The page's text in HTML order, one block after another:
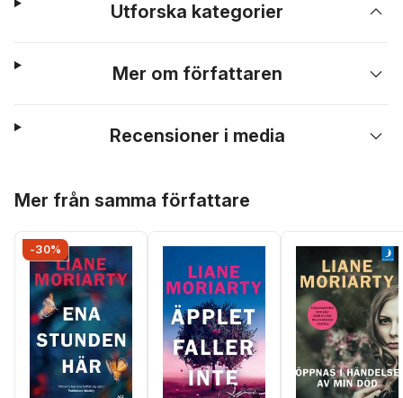
Utforska kategorier
Mer om författaren
Recensioner i media
Mer från samma författare
-30%